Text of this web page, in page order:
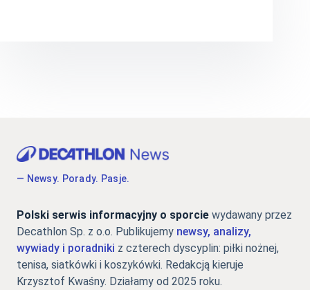
— Newsy. Porady. Pasje.
Polski serwis informacyjny o sporcie wydawany przez
Decathlon Sp. z o.o. Publikujemy newsy, analizy,
wywiady i poradniki z czterech dyscyplin: piłki nożnej,
tenisa, siatkówki i koszykówki. Redakcją kieruje
Krzysztof Kwaśny. Działamy od 2025 roku.